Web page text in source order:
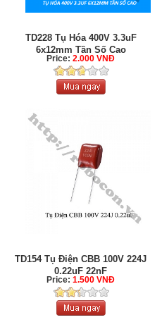
TD228 Tụ Hóa 400V 3.3uF
6x12mm Tần Số Cao
Price:2.000 VNĐ
TD154 Tụ Điện CBB 100V 224J
0.22uF 22nF
Price:1.500 VNĐ